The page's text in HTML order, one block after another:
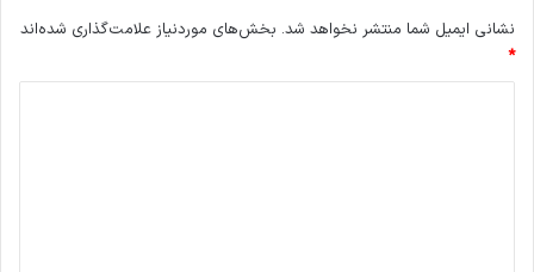
نشانی ایمیل شما منتشر نخواهد شد. بخش‌های موردنیاز علامت‌گذاری شده‌اند
*